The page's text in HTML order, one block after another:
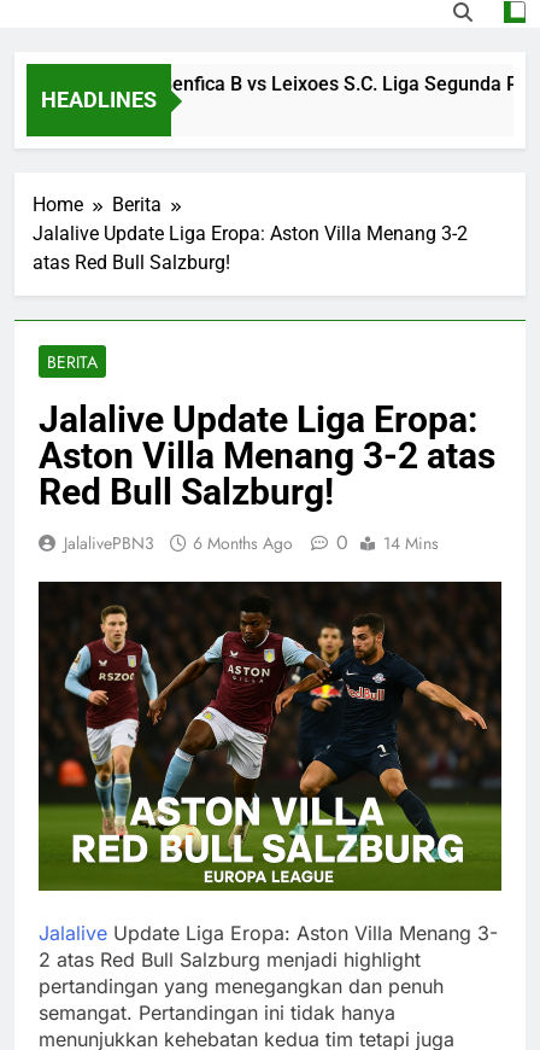
HEADLINES
S.L. Benfica B vs Leixoes S.C. Liga Segunda
Home
Berita
Jalalive Update Liga Eropa: Aston Villa Menang 3-2
atas Red Bull Salzburg!
BERITA
Jalalive Update Liga Eropa:
Aston Villa Menang 3-2 atas
Red Bull Salzburg!
JalalivePBN3 6 Months Ago 0 14 Mins
Jalalive Update Liga Eropa: Aston Villa Menang 3-
2 atas Red Bull Salzburg menjadi highlight
pertandingan yang menegangkan dan penuh
semangat. Pertandingan ini tidak hanya
menunjukkan kehebatan kedua tim tetapi juga